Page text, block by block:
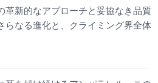
革新的なアプローチと妥協なき品質
らなる進化と、クライミング界全体